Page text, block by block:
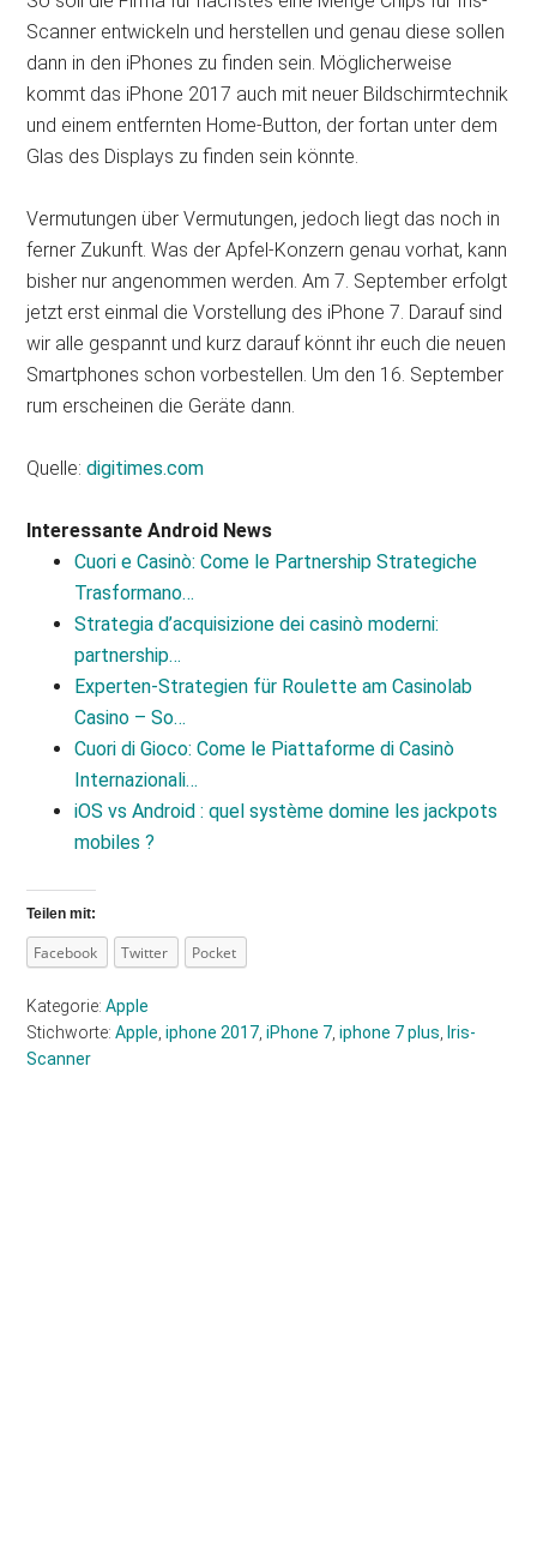
Scanner entwickeln und herstellen und genau diese sollen
dann in den iPhones zu finden sein. Möglicherweise
kommt das iPhone 2017 auch mit neuer Bildschirmtechnik
und einem entfernten Home-Button, der fortan unter dem
Glas des Displays zu finden sein könnte.
Vermutungen über Vermutungen, jedoch liegt das noch in
ferner Zukunft. Was der Apfel-Konzern genau vorhat, kann
bisher nur angenommen werden. Am 7. September erfolgt
jetzt erst einmal die Vorstellung des iPhone 7. Darauf sind
wir alle gespannt und kurz darauf könnt ihr euch die neuen
Smartphones schon vorbestellen. Um den 16. September
rum erscheinen die Geräte dann.
Quelle:digitimes.com
Interessante Android News
Cuori e Casinò: Come le Partnership Strategiche
Trasformano…
Strategia d’acquisizione dei casinò moderni:
partnership…
Experten‑Strategien für Roulette am Casinolab
Casino – So…
Cuori di Gioco: Come le Piattaforme di Casinò
Internazionali…
iOS vs Android : quel système domine les jackpots
mobiles ?
Teilen mit:
Facebook Twitter Pocket
Kategorie:Apple
Stichworte:Apple ,iphone 2017 ,iPhone 7 ,iphone 7 plus
Iris-
Scanner